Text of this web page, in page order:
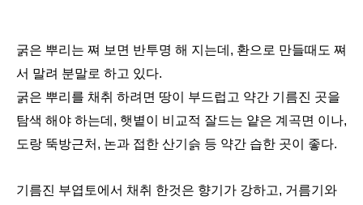
굵은 뿌리는 쪄 보면 반투명 해 지는데, 환으로 만들때도 쪄
서 말려 분말로 하고 있다.
굵은 뿌리를 채취 하려면 땅이 부드럽고 약간 기름진 곳을
탐색 해야 하는데, 햇볕이 비교적 잘드는 얕은 계곡면 이나,
도랑 뚝방근처, 논과 접한 산기슭 등 약간 습한 곳이 좋다.
기름진 부엽토에서 채취 한것은 향기가 강하고, 거름기와